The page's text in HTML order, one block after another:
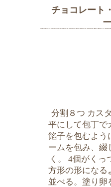
チョコレート・カスタードクリ
分割８つ カスタードクリームは
平にして包丁で
餡子を包むよう
ームを包み、綴
く。 4個がくっつくようにして正
方形の形になる
並べる。塗り卵